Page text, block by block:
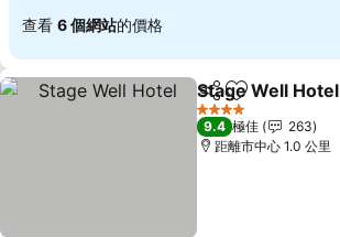
查看 6 個網站的價格
分享 放到收藏夾
Stage Well Hotel
4 星級
9.4 極佳
263
距離市中心 1.0 公里